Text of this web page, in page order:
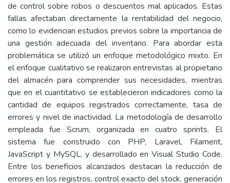
de control sobre robos o descuentos mal aplicados. Estas
fallas afectaban directamente la rentabilidad del negocio,
como lo evidencian estudios previos sobre la importancia de
una gestión adecuada del inventario. Para abordar esta
problemática se utilizó un enfoque metodológico mixto. En
el enfoque cualitativo se realizaron entrevistas al propietario
del almacén para comprender sus necesidades, mientras
que en el cuantitativo se establecieron indicadores como la
cantidad de equipos registrados correctamente, tasa de
errores y nivel de inactividad. La metodología de desarrollo
empleada fue Scrum, organizada en cuatro sprints. El
sistema fue construido con PHP, Laravel, Filament,
JavaScript y MySQL, y desarrollado en Visual Studio Code.
Entre los beneficios alcanzados destacan la reducción de
errores en los registros, control exacto del stock, generación